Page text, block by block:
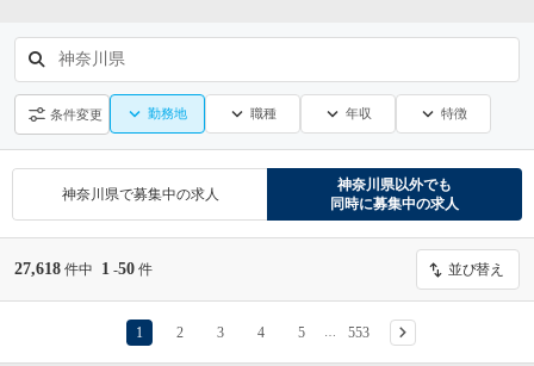
神奈川県
条件変更 勤務地 職種 年収 特徴
神奈川県で募集中の求人
神奈川県以外でも
同時に募集中の求人
27,618 件中 1 -50 件 並び替え
1 2 3 4 5 553